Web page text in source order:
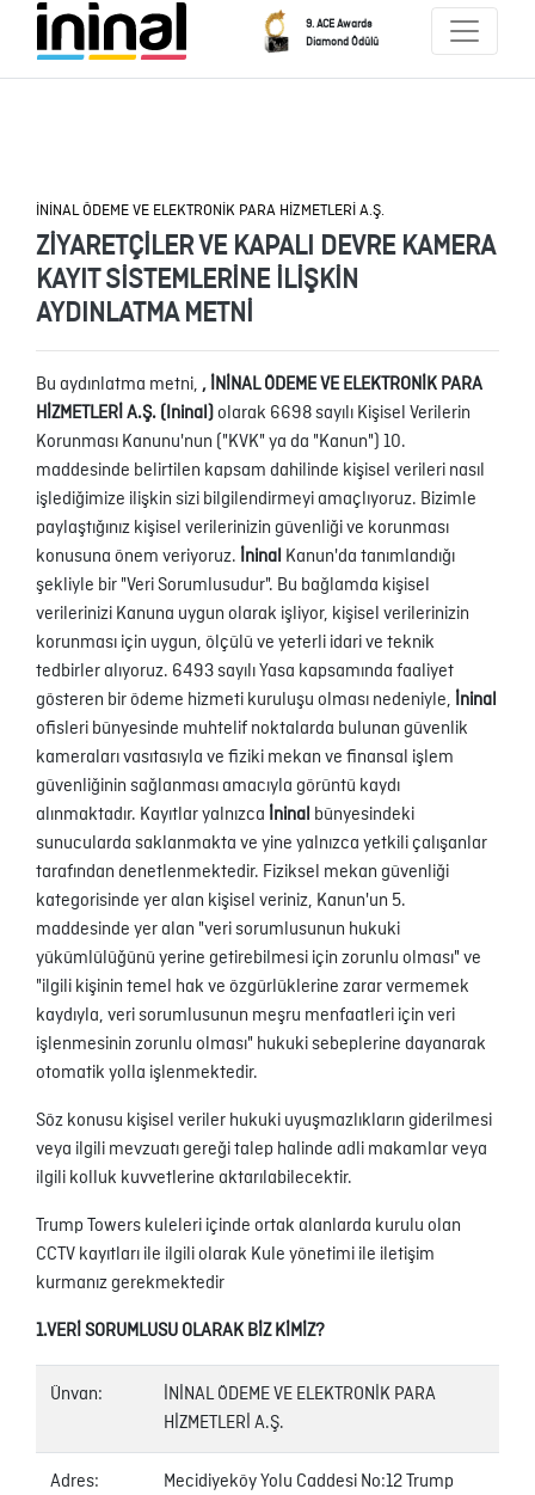
9. ACE Awards
Diamond Ödülü
İNİNAL ÖDEME VE ELEKTRONİK PARA HİZMETLERİ A.Ş.
ZİYARETÇİLER VE KAPALI DEVRE KAMERA
KAYIT SİSTEMLERİNE İLİŞKİN
AYDINLATMA METNİ
Bu aydınlatma metni, , İNİNAL ÖDEME VE ELEKTRONİK PARA
HİZMETLERİ A.Ş. (Ininal)olarak 6698 sayılı Kişisel Verilerin
Korunması Kanunu'nun ("KVK" ya da "Kanun") 10.
maddesinde belirtilen kapsam dahilinde kişisel verileri nasıl
işlediğimize ilişkin sizi bilgilendirmeyi amaçlıyoruz. Bizimle
paylaştığınız kişisel verilerinizin güvenliği ve korunması
konusuna önem veriyoruz. İninal Kanun'da tanımlandığı
şekliyle bir "Veri Sorumlusudur". Bu bağlamda kişisel
verilerinizi Kanuna uygun olarak işliyor, kişisel verilerinizin
korunması için uygun, ölçülü ve yeterli idari ve teknik
tedbirler alıyoruz. 6493 sayılı Yasa kapsamında faaliyet
gösteren bir ödeme hizmeti kuruluşu olması nedeniyle, İninal
ofisleri bünyesinde muhtelif noktalarda bulunan güvenlik
kameraları vasıtasıyla ve fiziki mekan ve finansal işlem
güvenliğinin sağlanması amacıyla görüntü kaydı
alınmaktadır. Kayıtlar yalnızca İninal bünyesindeki
sunucularda saklanmakta ve yine yalnızca yetkili çalışanlar
tarafından denetlenmektedir. Fiziksel mekan güvenliği
kategorisinde yer alan kişisel veriniz, Kanun'un 5.
maddesinde yer alan "veri sorumlusunun hukuki
yükümlülüğünü yerine getirebilmesi için zorunlu olması" ve
"ilgili kişinin temel hak ve özgürlüklerine zarar vermemek
kaydıyla, veri sorumlusunun meşru menfaatleri için veri
işlenmesinin zorunlu olması" hukuki sebeplerine dayanarak
otomatik yolla işlenmektedir.
Söz konusu kişisel veriler hukuki uyuşmazlıkların giderilmesi
veya ilgili mevzuatı gereği talep halinde adli makamlar veya
ilgili kolluk kuvvetlerine aktarılabilecektir.
Trump Towers kuleleri içinde ortak alanlarda kurulu olan
CCTV kayıtları ile ilgili olarak Kule yönetimi ile iletişim
kurmanız gerekmektedir
1.VERİ SORUMLUSU OLARAK BİZ KİMİZ?
Ünvan:
İNİNAL ÖDEME VE ELEKTRONİK PARA
HİZMETLERİ A.Ş.
Adres:
Mecidiyeköy Yolu Caddesi No:12 Trump